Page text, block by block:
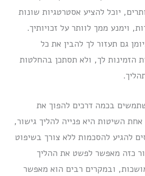
יוכל להציע אסטרטגיות שונות
וימנע ממך לוותר על זכויותיך.
גם תעזור לך להבין את כל
הזמינות לך, ולא תסתכן בהחלטות
בכמה דרכים להפוך את
אחת השיטות היא פנייה להליך גישור,
להגיע להסכמות ללא צורך בשיפוט
כזה מאפשר לפשט את ההליך
ובמקרים רבים הוא מאפשר